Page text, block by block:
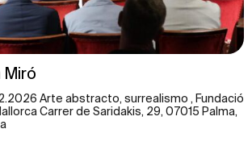
Miró
Arte abstracto, surrealismo , Fundació
Carrer de Saridakis, 29, 07015 Palma,